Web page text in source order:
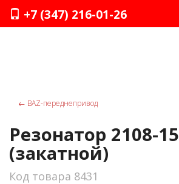
+7 (347) 216-01-26
← ВАZ-переднепривод
Резонатор 2108-15
(закатной)
Код товара 8431